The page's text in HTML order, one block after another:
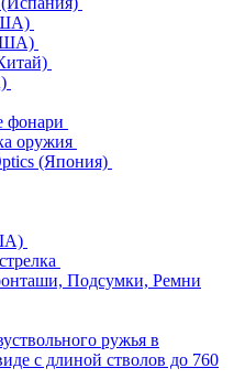
фонари
оружия
(Япония)
Подсумки, Ремни
ружья в
с длиной стволов до 760